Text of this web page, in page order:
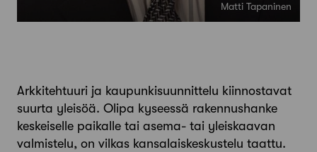
Matti Tapaninen
Arkkitehtuuri ja kaupunkisuunnittelu kiinnostavat
suurta yleisöä. Olipa kyseessä rakennushanke
keskeiselle paikalle tai asema- tai yleiskaavan
valmistelu, on vilkas kansalaiskeskustelu taattu.